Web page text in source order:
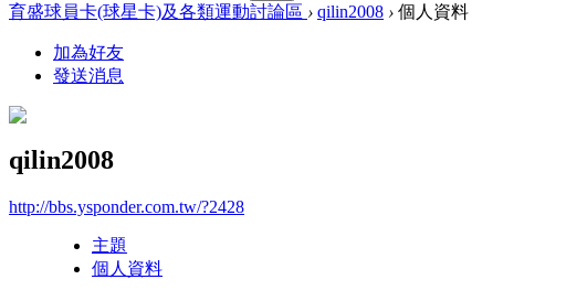
育盛球員卡(球星卡)及各類運動討論區 › qilin2008 › 個人資料
加為好友
發送消息
qilin2008
http://bbs.ysponder.com.tw/?2428
主題
個人資料